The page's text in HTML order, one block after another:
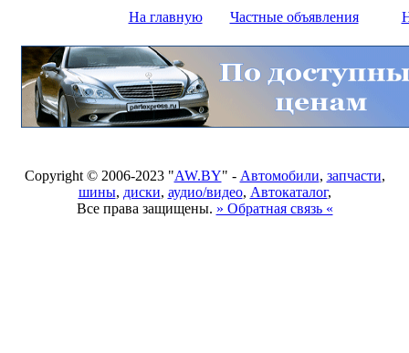
На главную Частные объявления
Copyright © 2006-2023 "AW.BY" - Автомобили, запчасти,
шины, диски, аудио/видео, Автокаталог,
Все права защищены. » Обратная связь «